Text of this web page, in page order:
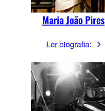
Maria João Pires
Ler biografia: